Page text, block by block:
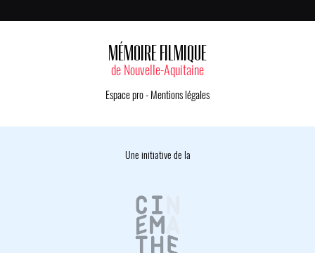
MÉMOIRE FILMIQUE
de Nouvelle-Aquitaine
Espace pro- Mentions légales
Une initiative de la